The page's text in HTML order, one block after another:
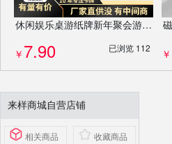
休闲娱乐桌游纸牌新年聚会游戏动卡牌套装扑克牌剧本杀桌游牌定制
￥ 7.90 已浏览 112 ￥
来样商城自营店铺
相关商品 收藏商品